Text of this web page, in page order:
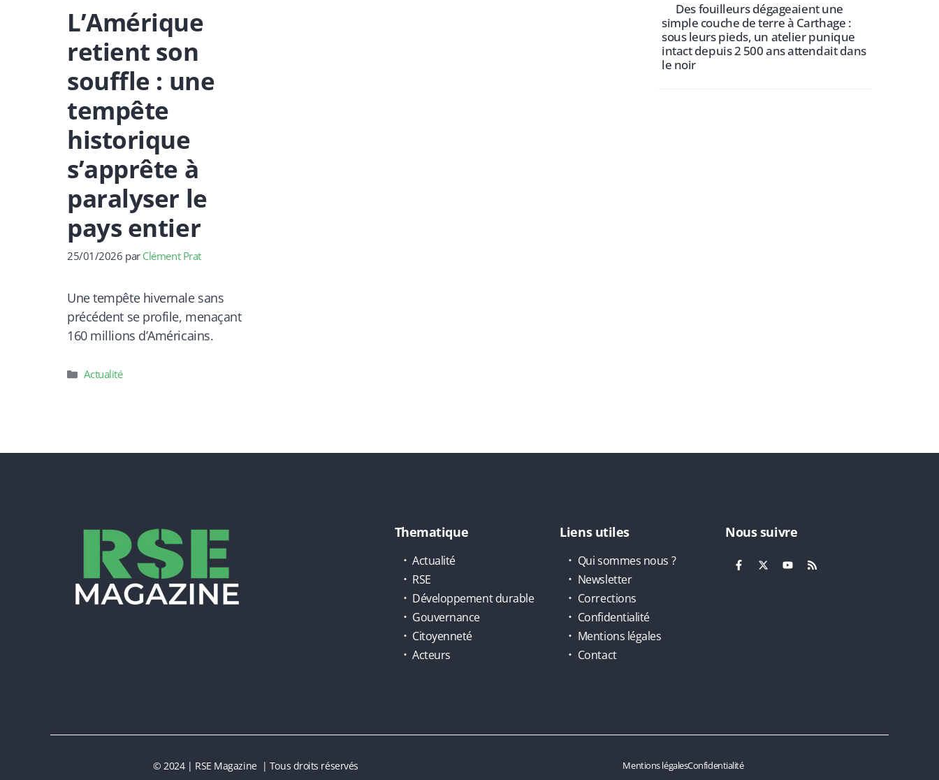
L’Amérique
retient son
souffle : une
tempête
historique
s’apprête à
paralyser le
pays entier
25/01/2026 par Clément Prat
Une tempête hivernale sans
précédent se profile, menaçant
160 millions d’Américains.
Catégories
Actualité
Des fouilleurs dégageaient une
simple couche de terre à Carthage :
sous leurs pieds, un atelier punique
intact depuis 2 500 ans attendait dans
le noir
Thematique
Actualité
RSE
Développement durable
Gouvernance
Citoyenneté
Acteurs
Liens utiles
Qui sommes nous ?
Newsletter
Corrections
Confidentialité
Mentions légales
Contact
Nous suivre
© 2024 | RSE Magazine | Tous droits réservés Mentions légalesConfidentialité